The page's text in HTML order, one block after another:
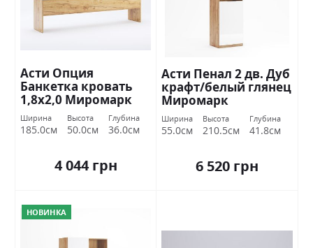
Асти Опция
Банкетка кровать
1,8х2,0 Миромарк
Ширина
185.0см
Высота
50.0см
Глубина
36.0см
4 044 грн
Асти Пенал 2 дв. Дуб
крафт/белый глянец
Миромарк
Ширина
55.0см
Высота
210.5см
Глубина
41.8см
6 520 грн
НОВИНКА